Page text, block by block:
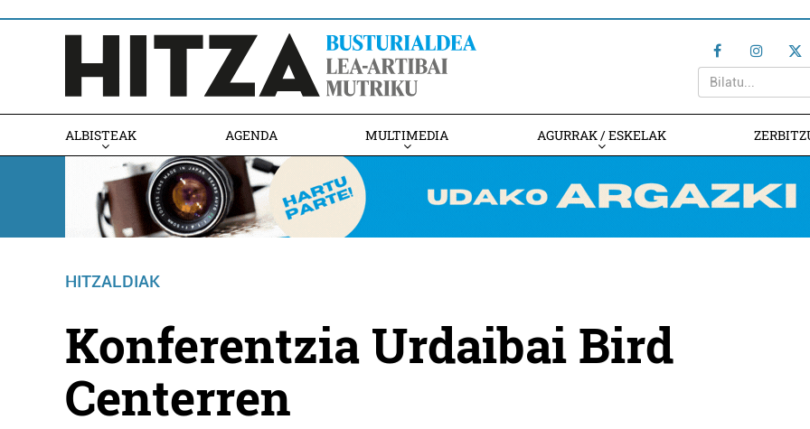
ALBISTEAK AGENDA MULTIMEDIA AGURRAK / ESKELAK
HITZALDIAK
Konferentzia Urdaibai Bird
Centerren